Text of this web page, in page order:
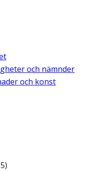
och nämnder
och konst